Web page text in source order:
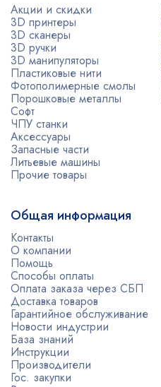
Акции и скидки
3D принтеры
3D сканеры
3D ручки
3D манипуляторы
Пластиковые нити
Фотополимерные смолы
Порошковые металлы
Софт
ЧПУ станки
Аксессуары
Запасные части
Литьевые машины
Прочие товары
Общая информация
Контакты
О компании
Помощь
Способы оплаты
Оплата заказа через СБП
Доставка товаров
Гарантийное обслуживание
Новости индустрии
База знаний
Инструкции
Производители
Гос. закупки